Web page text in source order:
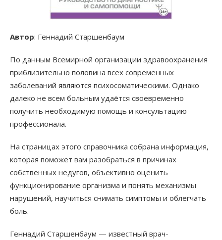
Автор: Геннадий Старшенбаум
По данным Всемирной организации здравоохранения
приблизительно половина всех современных
заболеваний являются психосоматическими. Однако
далеко не всем больным удаётся своевременно
получить необходимую помощь и консультацию
профессионала.
На страницах этого справочника собрана информация,
которая поможет вам разобраться в причинах
собственных недугов, объективно оценить
функционирование организма и понять механизмы
нарушений, научиться снимать симптомы и облегчать
боль.
Геннадий Старшенбаум — известный врач-